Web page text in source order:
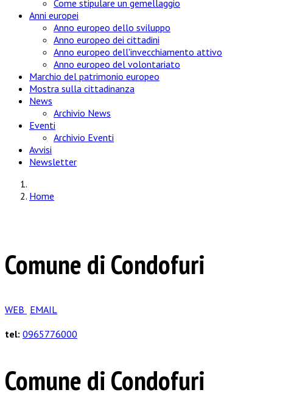
Come stipulare un gemellaggio
Anni europei
Anno europeo dello sviluppo
Anno europeo dei cittadini
Anno europeo dell'invecchiamento attivo
Anno europeo del volontariato
Marchio del patrimonio europeo
Mostra sulla cittadinanza
News
Archivio News
Eventi
Archivio Eventi
Avvisi
Newsletter
Home
Comune di Condofuri
WEB EMAIL
tel: 0965776000
Comune di Condofuri